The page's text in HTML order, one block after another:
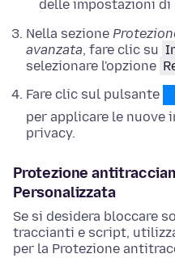
delle impostazioni di
Nella sezione
avanzata, fare clic su
selezionare l'opzione
Fare clic sul pulsante
per applicare le nuove
privacy.
Protezione
Personalizzata
Se si desidera bloccare
traccianti e script,
per la Protezione